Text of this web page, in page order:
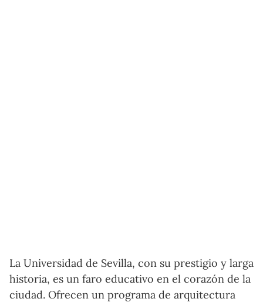
La Universidad de Sevilla, con su prestigio y larga
historia, es un faro educativo en el corazón de la
ciudad. Ofrecen un programa de arquitectura